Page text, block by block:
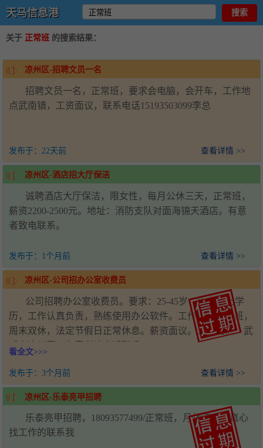
天马信息港 搜索
天马信息港
关于 正常班 的搜索结果：
凉州区-招聘文员一名
招聘文员一名，正常班，要求会电脑，会开车，工作地
点武南镇，工资面议，联系电话15193503099李总
发布于： 22天前 查看详情 >>
凉州区-酒店招大厅保洁
诚聘酒店大厅保洁，限女性，每月公休三天，正常班，
薪资2200-2500元。地址：消防支队对面海锦天酒店。有意
者致电联系。
发布于： 1个月前 查看详情 >>
凉州区-公司招办公室收费员
公司招聘办公室收费员。要求：25-45岁，大专以上学
历，工作认真负责，熟练使用办公软件。工作时间正常班，
周末双休，法定节假日正常休息。薪资面议。工作地点：武
威市凉州区。有意者请电话联系。
看全文>>>
发布于： 3个月前 查看详情 >>
凉州区-乐泰亮甲招聘
乐泰亮甲招聘，18093577499/正常班，月休四天，真心
找工作的联系我